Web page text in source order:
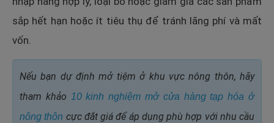
sắp hết hạn hoặc ít tiêu thụ để tránh lãng phí và mất
vốn.
Nếu bạn dự định mở tiệm ở khu vực nông thôn, hãy
tham khảo 10 kinh nghiệm mở cửa hàng tạp hóa ở
nông thôn cực đắt giá để áp dụng phù hợp với nhu cầu